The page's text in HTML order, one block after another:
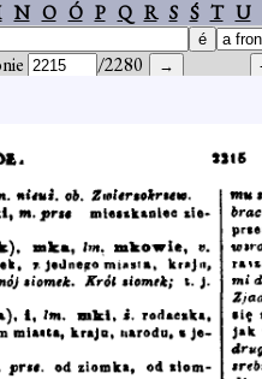
N O Ó P Q R S Ś T U
/2280